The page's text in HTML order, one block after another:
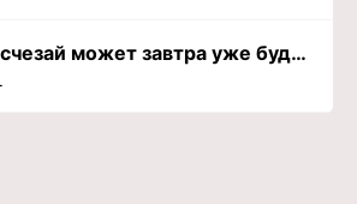
И не исчезай может завтра уже будет поздно нам не встретиться